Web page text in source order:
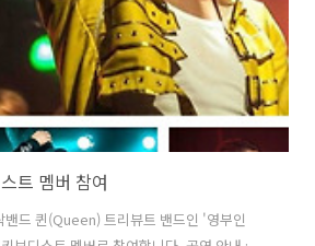
트 멤버 참여
밴드 퀸(Queen) 트리뷰트 밴드인 '영부인